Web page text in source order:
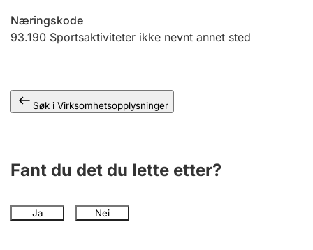
Offentlig sektor
Næringskode
93.190 Sportsaktiviteter ikke nevnt annet sted
Søk i Virksomhetsopplysninger
Fant du det du lette etter?
Ja Nei